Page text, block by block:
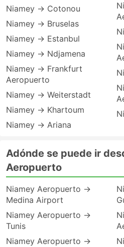
Niamey → Cotonou
Niamey → Bruselas
Niamey → Estanbul
Niamey → Ndjamena
Niamey → Frankfurt
Aeropuerto
Niamey → Weiterstadt
Niamey → Khartoum
Niamey → Ariana
Adónde se puede ir
Aeropuerto
Niamey Aeropuerto →
Medina Airport
Niamey Aeropuerto →
Tunis
Niamey Aeropuerto →